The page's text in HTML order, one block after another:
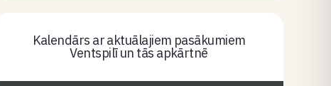
Kalendārs ar aktuālajiem pasākumiem
Ventspilī un tās apkārtnē